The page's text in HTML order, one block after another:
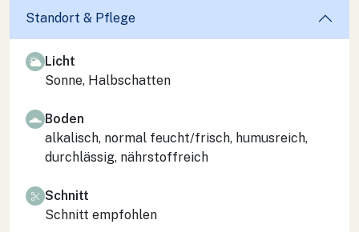
Standort & Pflege
Licht
Sonne, Halbschatten
Boden
alkalisch, normal feucht/frisch, humusreich,
durchlässig, nährstoffreich
Schnitt
Schnitt empfohlen